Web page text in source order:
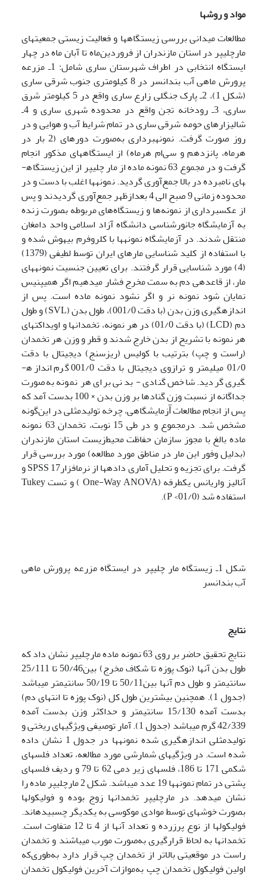
مواد و روشها
مطالعات میدانی بررسی زیستگاه­ها و فعالیت زیستی جمعیت­های
مارچلیپر در استان مازندران از فروردین‌ماه تا آبان ماه در چهار
ایستگاه انتخابی در اطراف شهرستان ساری شامل: 1ـ مزرعه
پرورش ماهی آب بندانسر در 8 کیلومتری جنوب شرقی ساری
(شکل 1)، 2ـ پارک جنگلی زارع ساری واقع در 5 کیلومتر شرق
ساری، 3ـ رودخانه تجن واقع در محدوده شهری ساری و 4ـ
شالیزارهای حومه شرقی ساری در تمام شرایط آب و هوایی و در
روز صورت گرفت. نمونه­برداری به‌صورت دوره­ای (2 بار در
هرماه، پانزدهم و سی‌ام هرماه) از ایستگاه­های مذکور انجام
گرفت و در مجموع 63 نمونه ماده از مار چلیپر از این زیستگاه­
های نامبرده در بالا جمع‌آوری گردید. نمونه­ها اغلب با دست و در
محدوده زمانی 9 صبح الی 4 بعدازظهر جمع‌آوری گردیدند و پس
از عکسبرداری از نمونه‌ها و زیستگاه‌های مربوطه بصورت زنده
به آزمایشگاه جانورشناسی دانشگاه آزاد اسلامی واحد دامغان
منتقل شدند. در آزمایشگاه نمونه­ها با کلروفرم بیهوش شده و
با استفاده از کلید شناسایی مارهای ایران توسط لطیفی (1379)
(4) مورد شناسایی قرار گرفتند. برای تعیین جنسیت نمونه­های
مار، از قاعده­ی دم به سمت مخرج فشار می­دهیم اگر همی­پنیس
نمایان شود نمونه نر و اگر نشود نمونه ماده است. پس از
اندازه­گیری وزن بدن (با دقت 001/0)، طول بدن (SVL) و طول
دم (LCD) (با دقت 01/0) در هر نمونه، تخمدان­ها و اویداکت­های
هر نمونه با تشریح از بدن خارج شدند و قطر و وزن هر تخمدان
(راست و چپ) بترتیب با کولیس (ریزسنج) دیجیتال با دقت
01/0 میلی­متر و ترازوی دیجیتال با دقت 001/0 گرم اندازه­
گیری گردید. شاخص گنادی - بدنی برای هر نمونه به‌صورت
جداگانه از نسبت وزن گنادها بر وزن بدن × 100 بدست آمد که
پس از انجام مطالعات ﺁزمایشگاهی، چرخه تولیدمثلی در این‌گونه
مشخص شد. درمجموع و در طی 15 نوبت، تخمدان­ 63 نمونه
ماده بالغ با مجوز سازمان حفاظت محیط‌زیست استان مازندران
(بدلیل وفور این مار در مناطق مورد مطالعه) مورد بررسی قرار
گرفت. برای تجزیه و تحلیل آماری داده­ها از نرم­افزارSPSS 17 و
آنالیز واریانس یک­طرفه (One-Way ANOVA ) و تست Tukey
استفاده شد (01/0> P).
شکل 1ـ زیستگاه مار چلیپر در ایستگاه مزرعه پرورش ماهی
آب­ بندانسر
نتایج
نتایج تحقیق حاضر بر روی 63 نمونه ماده مارچلیپر نشان داد که
طول بدن آن­ها (نوک پوزه تا شکاف مخرج) بین50/46 تا 25/111
سانتی­متر و طول دم آن­ها بین50/11 تا 50/19 سانتی­متر می­باشد
(جدول 1). همچنین بیشترین طول کل (نوک پوزه تا انتهای دم)
بدست آمده 15/130 سانتی­متر و حداکثر وزن بدست آمده
42/339 گرم می­باشد (جدول 1). آمار توصیفی ویژگی­های ریختی و
تولیدمثلی اندازه­گیری شده نمونه­ها در جدول 1 نشان داده
شده است. در ویژگی­های شمارشی مورد مطالعه، تعداد فلس­های
شکمی 171 تا 186، فلس­های زیر دمی 62 تا 79 و ردیف فلس­های
پشتی در تمام نمونه­ها 19 عدد می­باشد. شکل 2 مارچلیپر ماده را
نشان می­دهد. در مارچلیپر تخمدان­ها زوج بوده و فولیکول­ها
بصورت خوشه­ای توسط موادی موکوسی به یکدیگر چسبیده­اند.
فولیکول­ها از نوع پرزرده و تعداد آن­ها از 4 تا 12 متفاوت است.
تخمدان­ها به لحاظ قرارگیری به‌صورت مورب می­باشند و تخمدان
راست در موقعیتی بالاتر از تخمدان چپ قرار دارد به‌طوری‌که
اولین فولیکول تخمدان چپ به‌موازات آخرین فولیکول تخمدان